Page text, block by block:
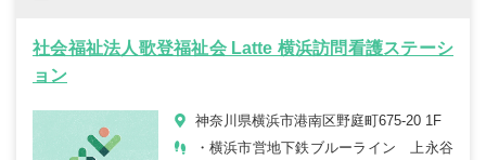
社会福祉法人歌登福祉会 Latte 横浜訪問看護ステーシ
ョン
神奈川県横浜市港南区野庭町675-20 1F
・横浜市営地下鉄ブルーライン 上永谷